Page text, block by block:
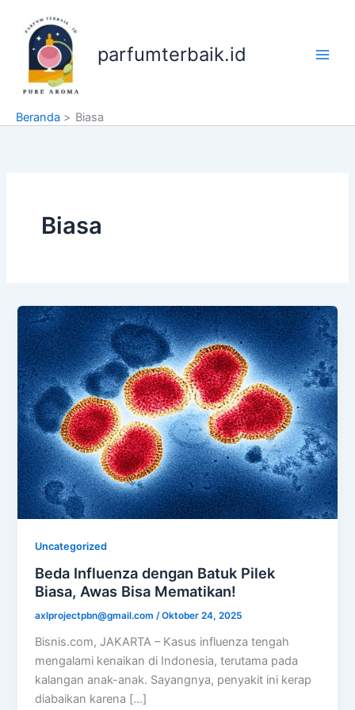
konten
parfumterbaik.id
Beranda Biasa
Biasa
Uncategorized
Beda Influenza dengan Batuk Pilek
Biasa, Awas Bisa Mematikan!
axlprojectpbn@gmail.com/Oktober 24, 2025
Bisnis.com, JAKARTA – Kasus influenza tengah
mengalami kenaikan di Indonesia, terutama pada
kalangan anak-anak. Sayangnya, penyakit ini kerap
diabaikan karena […]